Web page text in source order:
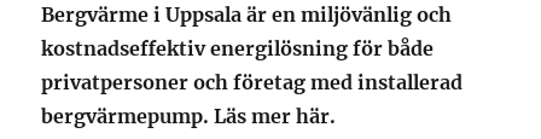
Bergvärme i Uppsala är en miljövänlig och
kostnadseffektiv energilösning för både
privatpersoner och företag med installerad
bergvärmepump. Läs mer här.